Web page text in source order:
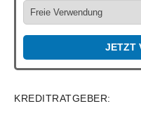
JETZT
KREDITRATGEBER: